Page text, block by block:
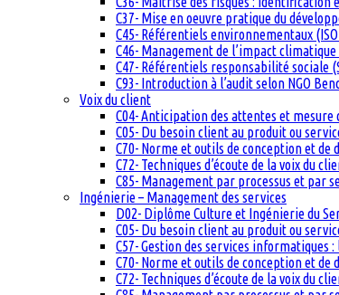
C37- Mise en oeuvre pratique du
C45- Référentiels environnementaux (ISO
C46- Management de l’impact
C47- Référentiels responsabilité sociale
C93- Introduction à l’audit selon NGO
Voix du client
C04- Anticipation des attentes et
C05- Du besoin client au produit ou
C70- Norme et outils de conception et de
C72- Techniques d’écoute de la voix du
C85- Management par processus et par
Ingénierie – Management des services
D02- Diplôme Culture et Ingénierie du
C05- Du besoin client au produit ou
C57- Gestion des services informatiques :
C70- Norme et outils de conception et de
C72- Techniques d’écoute de la voix du